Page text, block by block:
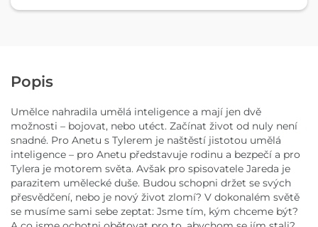
Popis
Umělce nahradila umělá inteligence a mají jen dvě
možnosti – bojovat, nebo utéct. Začínat život od nuly není
snadné. Pro Anetu s Tylerem je naštěstí jistotou umělá
inteligence – pro Anetu představuje rodinu a bezpečí a pro
Tylera je motorem světa. Avšak pro spisovatele Jareda je
parazitem umělecké duše. Budou schopni držet se svých
přesvědčení, nebo je nový život zlomí? V dokonalém světě
se musíme sami sebe zeptat: Jsme tím, kým chceme být?